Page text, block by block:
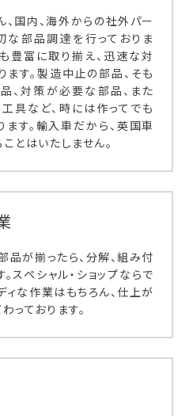
国内、海外からの社外パー
な部品調達を行っておりま
豊富に取り揃え、迅速な対
す。製造中止の部品、そも
、対策が必要な部品、また
具など、時には作ってでも
す。輸入車だから、英国車
とはいたしません。
が揃ったら、分解、組み付
スペシャル・ショップならで
ィな作業はもちろん、仕上が
っております。